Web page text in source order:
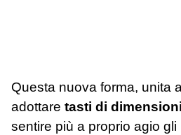
Questa nuova forma, unita
adottare tasti di
sentire più a proprio agio